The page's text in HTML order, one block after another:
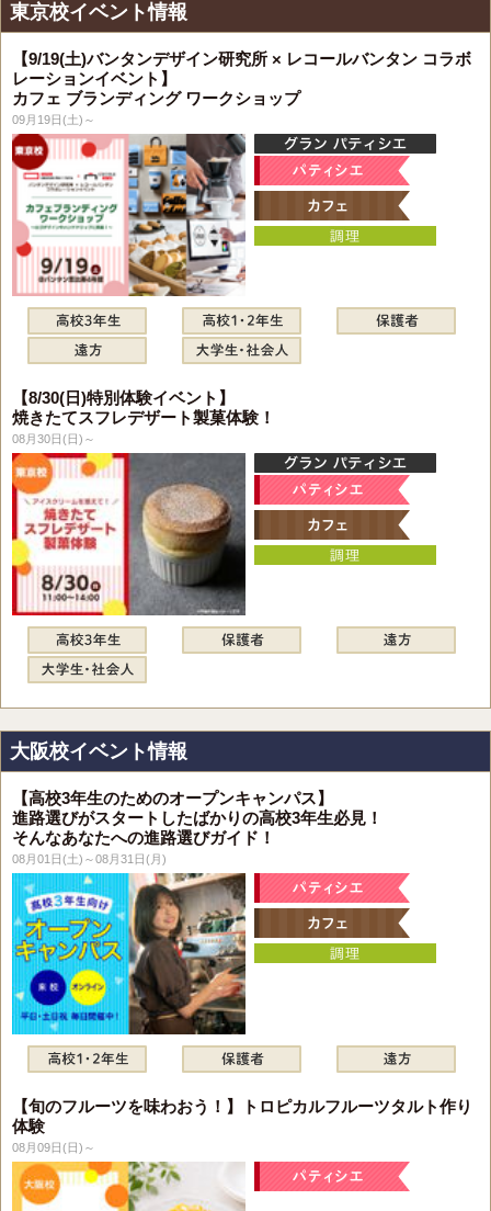
東京校イベント情報
【9/19(土)バンタンデザイン研究所 × レコールバンタン コラボ
レーションイベント】
カフェ ブランディング ワークショップ
09月19日(土)～
【8/30(日)特別体験イベント】
焼きたてスフレデザート製菓体験！
08月30日(日)～
大阪校イベント情報
【高校3年生のためのオープンキャンパス】
進路選びがスタートしたばかりの高校3年生必見！
そんなあなたへの進路選びガイド！
08月01日(土)～08月31日(月)
【旬のフルーツを味わおう！】トロピカルフルーツタルト作り
体験
08月09日(日)～